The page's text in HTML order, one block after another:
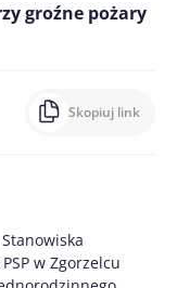
groźne pożary
Skopiuj link
w Zgorzelcu